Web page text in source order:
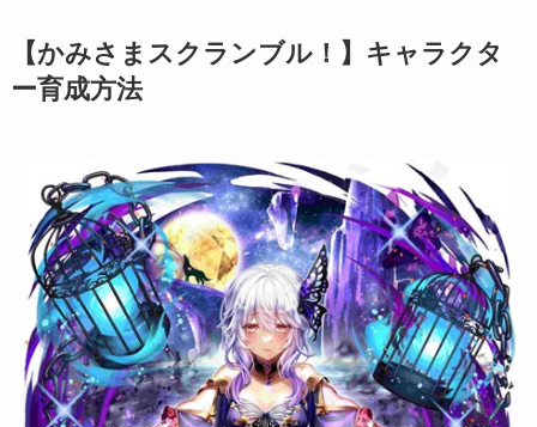
【かみさまスクランブル！】キャラクタ
ー育成方法